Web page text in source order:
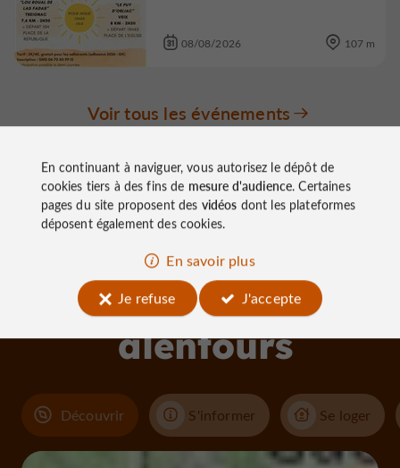
08/08/2026 107 m
Voir tous les événements
À découvrir
aux
alentours
Découvrir S'informer Se loger
En continuant à naviguer, vous autorisez le dépôt de
cookies tiers à des fins de mesure d'audience. Certaines
pages du site proposent des vidéos dont les plateformes
déposent également des cookies.
En savoir plus
Je refuse
J'accepte